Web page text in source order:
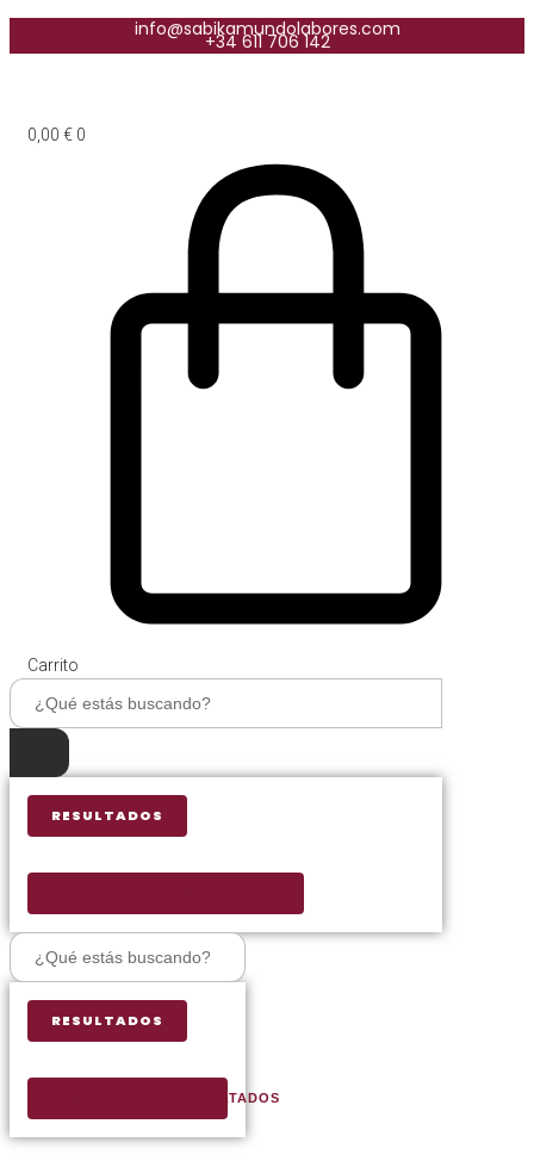
info@sabikamundolabores.com
+34 611 706 142
0,00 € 0
Carrito
Search
...
RESULTADOS
Search
...
RESULTADOS
VER TODOS LOS RESULTADOS